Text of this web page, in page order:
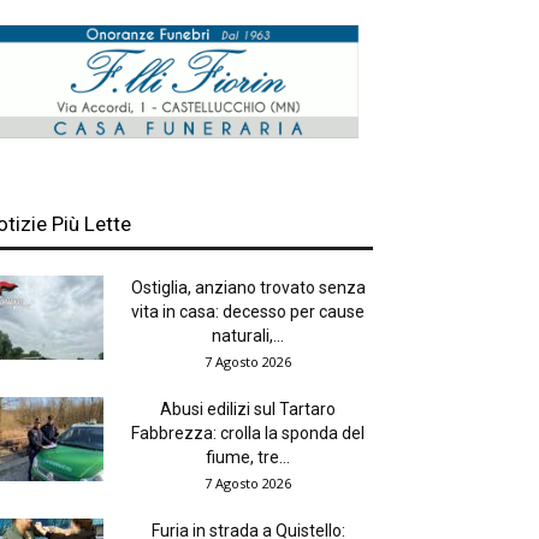
Più Lette
Ostiglia, anziano trovato senza
vita in casa: decesso per cause
naturali,...
7 Agosto 2026
Abusi edilizi sul Tartaro
Fabbrezza: crolla la sponda del
fiume, tre...
7 Agosto 2026
Furia in strada a Quistello: